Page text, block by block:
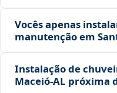
Vocês apenas
manutenção em
Instalação de
Maceió‑AL próxima